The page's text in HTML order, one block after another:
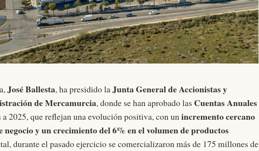
José Ballesta, ha presidido laJunta General de Accionistas y
de Mercamurcia, donde se han aprobado las Cuentas Anuales
a 2025, que reflejan una evolución positiva, con unincremento cercano
negocio y un crecimiento del 6% en el volumen de productos
durante el pasado ejercicio se comercializaron más de 175 millones de